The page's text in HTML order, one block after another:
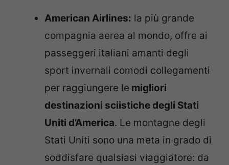
American Airlines: la più grande
compagnia aerea al mondo, offre ai
passeggeri italiani amanti degli
sport invernali comodi collegamenti
per raggiungere le migliori
destinazioni sciistiche degli Stati
Uniti d’America. Le montagne degli
Stati Uniti sono una meta in grado di
soddisfare qualsiasi viaggiatore: da